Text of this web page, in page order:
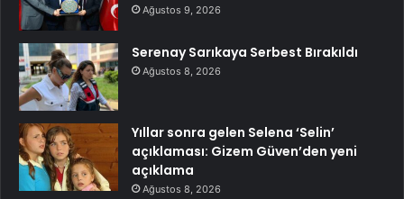
Ağustos 9, 2026
Serenay Sarıkaya Serbest Bırakıldı
Ağustos 8, 2026
Yıllar sonra gelen Selena ‘Selin’
açıklaması: Gizem Güven’den yeni
açıklama
Ağustos 8, 2026